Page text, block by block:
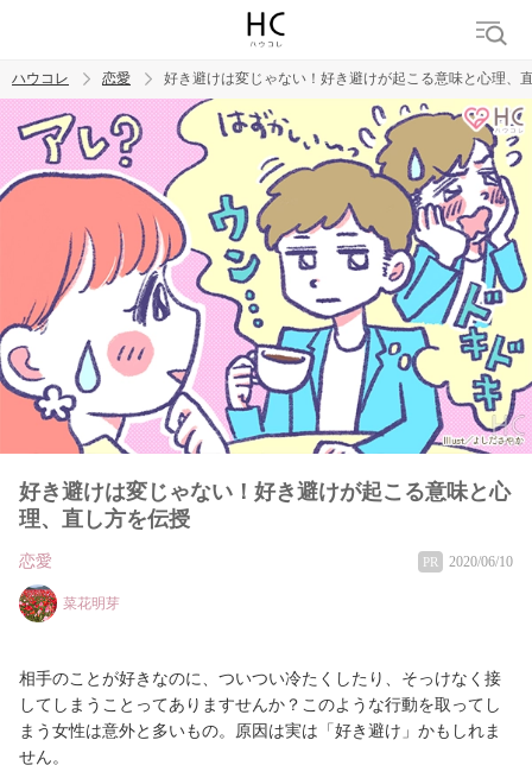
ハウコレ 恋愛 好き避けは変じゃない！好き避けが起こる意味と心理、
好き避けは変じゃない！好き避けが起こる意味と心
理、直し方を伝授
恋愛 PR 2020/06/10
菜花明芽
相手のことが好きなのに、ついつい冷たくしたり、そっけなく接
してしまうことってありますせんか？このような行動を取ってし
まう女性は意外と多いもの。原因は実は「好き避け」かもしれま
せん。